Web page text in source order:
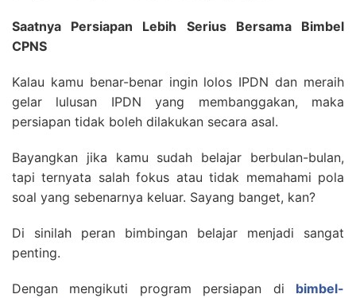
Saatnya Persiapan Lebih Serius Bersama Bimbel
CPNS
Kalau kamu benar-benar ingin lolos IPDN dan meraih
gelar lulusan IPDN yang membanggakan, maka
persiapan tidak boleh dilakukan secara asal.
Bayangkan jika kamu sudah belajar berbulan-bulan,
tapi ternyata salah fokus atau tidak memahami pola
soal yang sebenarnya keluar. Sayang banget, kan?
Di sinilah peran bimbingan belajar menjadi sangat
penting.
Dengan mengikuti program persiapan di bimbel-